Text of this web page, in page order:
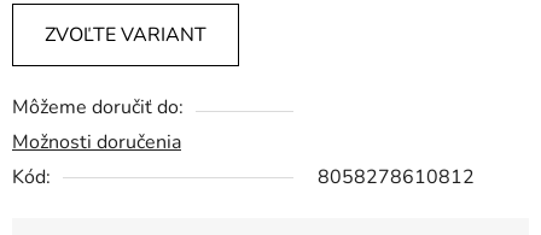
ZVOĽTE VARIANT
Môžeme doručiť do:
Možnosti doručenia
Kód:
8058278610812